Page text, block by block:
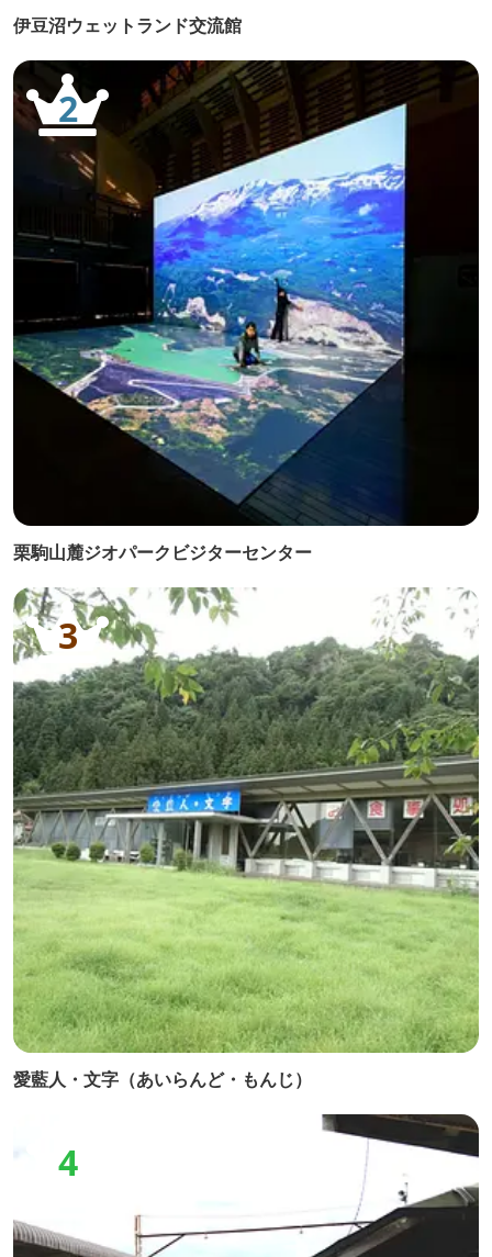
伊豆沼ウェットランド交流館
栗駒山麓ジオパークビジターセンター
2
愛藍人・文字（あいらんど・もんじ）
3
4